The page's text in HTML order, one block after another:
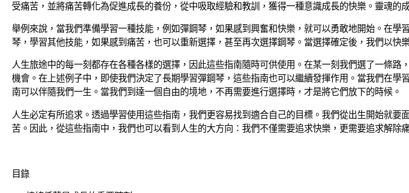
受痛苦，並將痛苦轉化為促進成長的養份，從中吸取經驗和教訓，獲得一種意識成長的快樂。靈魂的
舉例來說，當我們準備學習一種技能，例如彈鋼琴，如果感到興奮和快樂，就可以勇敢地開始。在
琴，學習其他技能，如果感到痛苦，也可以重新選擇，甚至再次選擇鋼琴。當選擇確定後，我們以快
人生旅途中的每一刻都存在各種各樣的選擇，因此這些指南隨時可供使用。在某一刻我們選了一條
機會。在上述例子中，即使我們決定了長期學習彈鋼琴，這些指南也可以繼續發揮作用。當我們在
南可以伴隨我們一生。當我們到達一個自由的境地，不再需要進行選擇時，才是將它們放下的時候。
人生必定有所追求。透過學習使用這些指南，我們更容易找到適合自己的目標。我們從出生開始就
苦。因此，從這些指南中，我們也可以看到人生的大方向∶我們不僅需要追求快樂，更需要追求解除
目錄